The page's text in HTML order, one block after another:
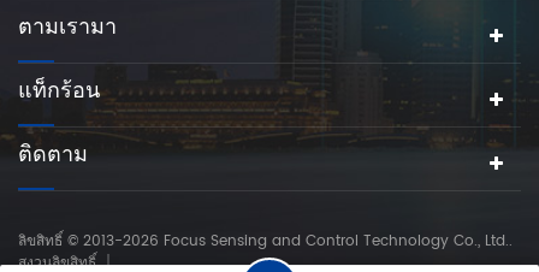
ตามเรามา
แท็กร้อน
ติดตาม
ลิขสิทธิ์ © 2013-2026 Focus Sensing and Control Technology Co., Ltd..
สงวนลิขสิทธิ์.